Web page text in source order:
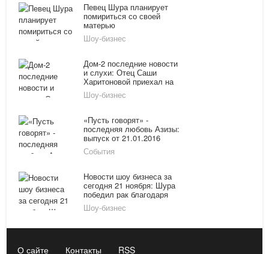
Певец Шура планирует
помириться со своей
матерью
Шоу-бизнес
Дом-2 последние новости
и слухи: Отец Саши
Харитоновой приехал на
проект, Мама Дмитренко
пытается помириться с
Шоу-бизнес
«Пусть говорят» -
последняя любовь Азизы:
выпуск от 21.01.2016
показали на Первом
канале онлайн
События
Новости шоу бизнеса за
сегодня 21 ноября: Шура
победил рак благодаря
купленной девушке, дети
Аллы Пугачевой начали
Шоу-бизнес
О сайте Контакты RSS